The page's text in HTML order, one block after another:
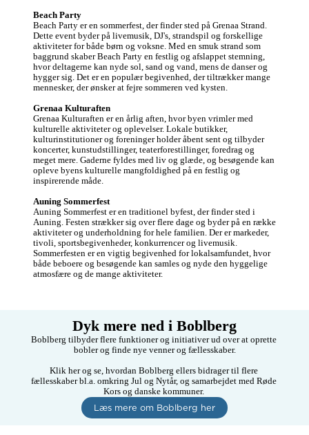
Beach Party
Beach Party er en sommerfest, der finder sted på Grenaa Strand.
Dette event byder på livemusik, DJ's, strandspil og forskellige
aktiviteter for både børn og voksne. Med en smuk strand som
baggrund skaber Beach Party en festlig og afslappet stemning,
hvor deltagerne kan nyde sol, sand og vand, mens de danser og
hygger sig. Det er en populær begivenhed, der tiltrækker mange
mennesker, der ønsker at fejre sommeren ved kysten.
Grenaa Kulturaften
Grenaa Kulturaften er en årlig aften, hvor byen vrimler med
kulturelle aktiviteter og oplevelser. Lokale butikker,
kulturinstitutioner og foreninger holder åbent sent og tilbyder
koncerter, kunstudstillinger, teaterforestillinger, foredrag og
meget mere. Gaderne fyldes med liv og glæde, og besøgende kan
opleve byens kulturelle mangfoldighed på en festlig og
inspirerende måde.
Auning Sommerfest
Auning Sommerfest er en traditionel byfest, der finder sted i
Auning. Festen strækker sig over flere dage og byder på en række
aktiviteter og underholdning for hele familien. Der er markeder,
tivoli, sportsbegivenheder, konkurrencer og livemusik.
Sommerfesten er en vigtig begivenhed for lokalsamfundet, hvor
både beboere og besøgende kan samles og nyde den hyggelige
atmosfære og de mange aktiviteter.
Dyk mere ned i Boblberg
Boblberg tilbyder flere funktioner og initiativer ud over at oprette
bobler og finde nye venner og fællesskaber.
Klik her og se, hvordan Boblberg ellers bidrager til flere
fællesskaber bl.a. omkring Jul og Nytår, og samarbejdet med Røde
Kors og danske kommuner.
Læs mere om Boblberg her